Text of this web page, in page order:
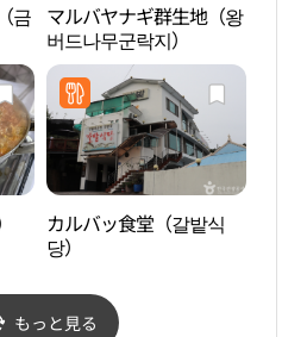
금 マルバヤナギ群生地（왕
버드나무군락지）
カルバッ食堂（갈밭식
당）
もっと見る